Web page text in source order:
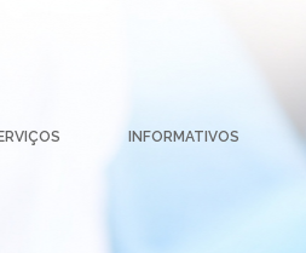
INFORMATIVOS